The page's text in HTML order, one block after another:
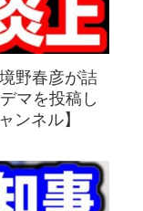
野春彦が詰
マを投稿し
ンネル】